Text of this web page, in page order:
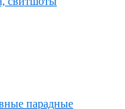
парадные